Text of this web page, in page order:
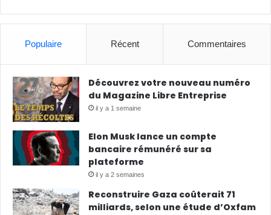
Populaire Récent Commentaires
Découvrez votre nouveau numéro
du Magazine Libre Entreprise
il y a 1 semaine
Elon Musk lance un compte
bancaire rémunéré sur sa
plateforme
il y a 2 semaines
Reconstruire Gaza coûterait 71
milliards, selon une étude d’Oxfam